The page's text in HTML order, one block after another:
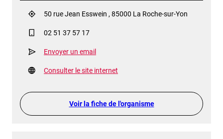
50 rue Jean Esswein , 85000 La Roche-sur-Yon
02 51 37 57 17
Envoyer un email
Consulter le site internet
Voir la fiche de l'organisme